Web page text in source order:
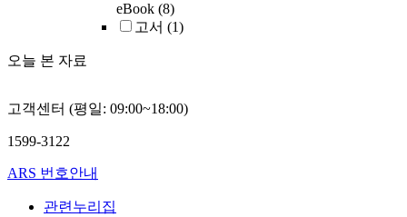
eBook (8)
고서 (1)
오늘 본 자료
고객센터 (평일: 09:00~18:00)
1599-3122
ARS 번호안내
관련누리집